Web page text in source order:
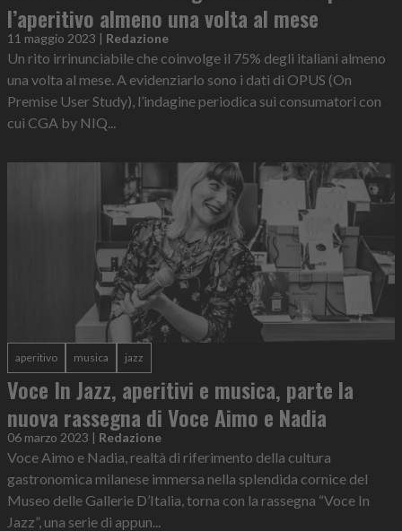
l’aperitivo almeno una volta al mese
11 maggio 2023 | Redazione
Un rito irrinunciabile che coinvolge il 75% degli italiani almeno
una volta al mese. A evidenziarlo sono i dati di OPUS (On
Premise User Study), l’indagine periodica sui consumatori con
cui CGA by NIQ...
aperitivo musica jazz
Voce In Jazz, aperitivi e musica, parte la
nuova rassegna di Voce Aimo e Nadia
06 marzo 2023 | Redazione
Voce Aimo e Nadia, realtà di riferimento della cultura
gastronomica milanese immersa nella splendida cornice del
Museo delle Gallerie D’Italia, torna con la rassegna “Voce In
Jazz”, una serie di appun...